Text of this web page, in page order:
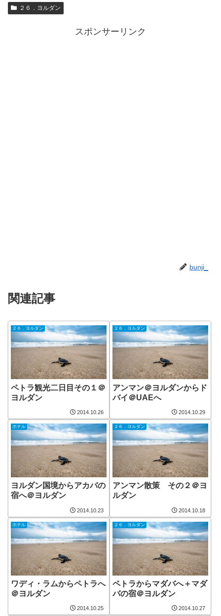
２６．ヨルダン
スポンサーリンク
bunji_
関連記事
２６．ヨルダン
ペトラ観光二日目その１＠
ヨルダン
2014.10.26
２６．ヨルダン
アンマン＠ヨルダンからド
バイ＠UAEへ
2014.10.29
ホテル
ヨルダン国境からアカバの
宿へ＠ヨルダン
2014.10.23
２６．ヨルダン
アンマン散策 その２＠ヨ
ルダン
2014.10.18
ホテル
ワディ・ラムからペトラへ
＠ヨルダン
2014.10.25
２６．ヨルダン
ペトラからマダバへ＋マダ
バの宿＠ヨルダン
2014.10.27